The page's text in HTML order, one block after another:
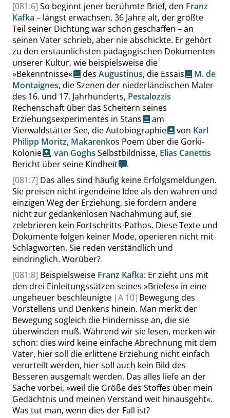
[081:6] So beginnt jener berühmte Brief, den Franz
Kafka – längst erwachsen, 36 Jahre alt, der größte
Teil seiner Dichtung war schon geschaffen – an
seinen Vater schrieb, aber nie abschickte. Er gehört
zu den erstaunlichsten pädagogischen Dokumenten
unserer Kultur, wie beispielsweise die
»Bekenntnisse« des Augustinus, die Essais
M. de
Montaignes, die Szenen der niederländischen Maler
des 16. und 17. Jahrhunderts, Pestalozzis
Rechenschaft über das Scheitern seines
Erziehungsexperimentes in Stans
am
Vierwaldstätter See, dieAutobiographie von Karl
Philipp Moritz, Makarenkos Poem über die Gorki-
Kolonie
, van Goghs Selbstbildnisse, Elias Canettis
Bericht über seine Kindheit
.
[081:7] Das alles sind häufig keine Erfolgsmeldungen.
Sie preisen nicht irgendeine Idee als den wahren und
einzigen Weg der Erziehung, sie fordern andere
nicht zur gedankenlosen Nachahmung auf, sie
zelebrieren kein Fortschritts-Pathos. Diese Texte und
Dokumente folgen keiner Mode, operieren nicht mit
Schlagworten. Sie reden verständlich und
eindringlich. Worüber?
[081:8] Beispielsweise Franz Kafka: Er zieht uns mit
den drei Einleitungssätzen seines »Briefes« in eine
ungeheuer beschleunigte |A 10| Bewegung des
Vorstellens und Denkens hinein. Man merkt der
Bewegung sogleich die Hindernisse an, die sie
überwinden muß. Während wir sie lesen, merken wir
schon: dies wird keine einfache Abrechnung mit dem
Vater, hier soll die erlittene Erziehung nicht einfach
verurteilt werden, hier soll auch kein Bild des
Besseren ausgemalt werden. Das alles liefe an der
Sache vorbei, »weil die Größe des Stoffes über mein
Gedächtnis und meinen Verstand weit hinausgeht«.
Was tut man, wenn dies der Fall ist?